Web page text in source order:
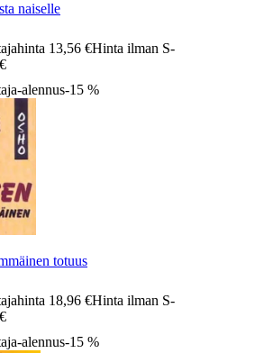
naiselle
13,56 €Hinta ilman S-
alennus-15 %
totuus
18,96 €Hinta ilman S-
alennus-15 %